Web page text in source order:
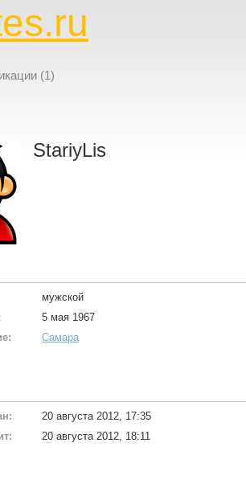
(1)
StariyLis
мужской
5 мая 1967
Самара
20 августа 2012, 17:35
20 августа 2012, 18:11